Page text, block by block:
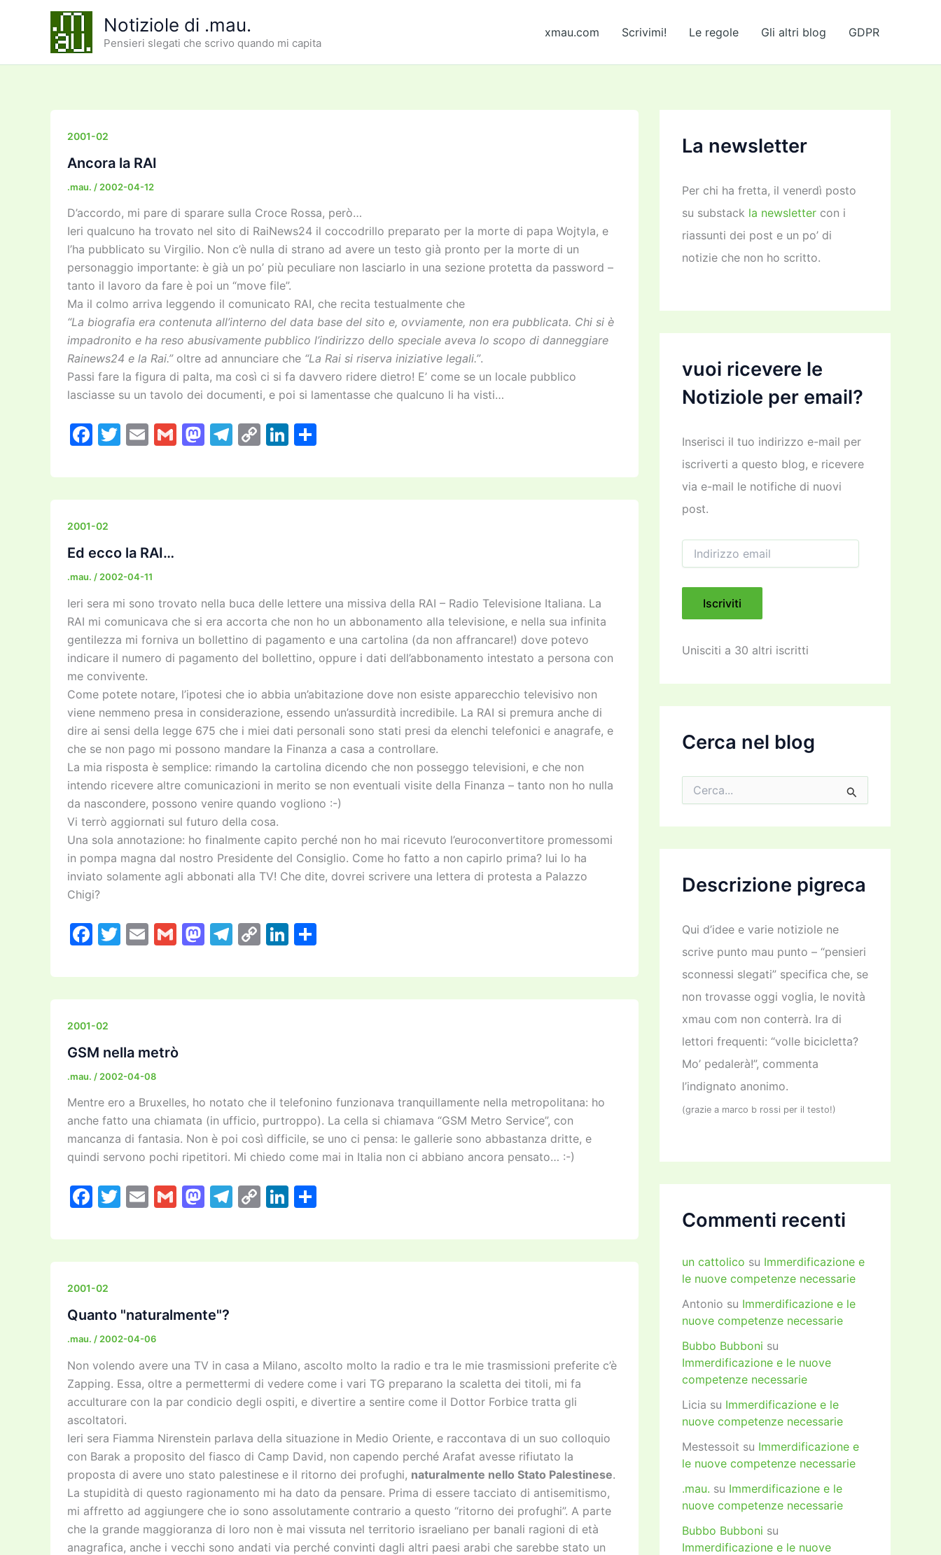
Notiziole di .mau.
Pensieri slegati che scrivo quando mi capita
xmau.com Scrivimi! Le regole Gli altri blog GDPR
2001-02
Ancora la RAI
.mau. / 2002-04-12
D’accordo, mi pare di sparare sulla Croce Rossa, però…
Ieri qualcuno ha trovato nel sito di RaiNews24 il coccodrillo preparato per la morte di papa Wojtyla, e
l’ha pubblicato su Virgilio. Non c’è nulla di strano ad avere un testo già pronto per la morte di un
personaggio importante: è già un po’ più peculiare non lasciarlo in una sezione protetta da password –
tanto il lavoro da fare è poi un “move file”.
Ma il colmo arriva leggendo il comunicato RAI, che recita testualmente che
“La biografia era contenuta all’interno del data base del sito e, ovviamente, non era pubblicata. Chi si è
impadronito e ha reso abusivamente pubblico l’indirizzo dello speciale aveva lo scopo di danneggiare
Rainews24 e la Rai.”oltre ad annunciare che “La Rai si riserva iniziative legali.”.
Passi fare la figura di palta, ma così ci si fa davvero ridere dietro! E’ come se un locale pubblico
lasciasse su un tavolo dei documenti, e poi si lamentasse che qualcuno li ha visti…
F
c
e
b
o
o
T
itt
er
E
ai
l
G
ai
l
M
st
o
T
e
gr
C
p
y
Li
k
e
n
di
2001-02
Ed ecco la RAI…
.mau. / 2002-04-11
Ieri sera mi sono trovato nella buca delle lettere una missiva della RAI – Radio Televisione Italiana. La
RAI mi comunicava che si era accorta che non ho un abbonamento alla televisione, e nella sua infinita
gentilezza mi forniva un bollettino di pagamento e una cartolina (da non affrancare!) dove potevo
indicare il numero di pagamento del bollettino, oppure i dati dell’abbonamento intestato a persona con
me convivente.
Come potete notare, l’ipotesi che io abbia un’abitazione dove non esiste apparecchio televisivo non
viene nemmeno presa in considerazione, essendo un’assurdità incredibile. La RAI si premura anche di
dire ai sensi della legge 675 che i miei dati personali sono stati presi da elenchi telefonici e anagrafe, e
che se non pago mi possono mandare la Finanza a casa a controllare.
La mia risposta è semplice: rimando la cartolina dicendo che non posseggo televisioni, e che non
intendo ricevere altre comunicazioni in merito se non eventuali visite della Finanza – tanto non ho nulla
da nascondere, possono venire quando vogliono :-)
Vi terrò aggiornati sul futuro della cosa.
Una sola annotazione: ho finalmente capito perché non ho mai ricevuto l’euroconvertitore promessomi
in pompa magna dal nostro Presidente del Consiglio. Come ho fatto a non capirlo prima? lui lo ha
inviato solamente agli abbonati alla TV! Che dite, dovrei scrivere una lettera di protesta a Palazzo
Chigi?
F
c
e
b
o
o
k
T
itt
er
E
ai
l
G
ai
l
M
st
o
T
e
gr
C
p
y
Li
k
e
n
di
2001-02
GSM nella metrò
.mau. / 2002-04-08
Mentre ero a Bruxelles, ho notato che il telefonino funzionava tranquillamente nella metropolitana: ho
anche fatto una chiamata (in ufficio, purtroppo). La cella si chiamava “GSM Metro Service”, con
mancanza di fantasia. Non è poi così difficile, se uno ci pensa: le gallerie sono abbastanza dritte, e
quindi servono pochi ripetitori. Mi chiedo come mai in Italia non ci abbiano ancora pensato… :-)
F
c
e
b
o
o
T
itt
er
E
ai
l
G
ai
l
M
st
o
o
T
e
gr
C
p
y
Li
k
e
n
di
2001-02
Quanto "naturalmente"?
.mau. / 2002-04-06
Non volendo avere una TV in casa a Milano, ascolto molto la radio e tra le mie trasmissioni preferite c’è
Zapping. Essa, oltre a permettermi di vedere come i vari TG preparano la scaletta dei titoli, mi fa
acculturare con la par condicio degli ospiti, e divertire a sentire come il Dottor Forbice tratta gli
ascoltatori.
Ieri sera Fiamma Nirenstein parlava della situazione in Medio Oriente, e raccontava di un suo colloquio
con Barak a proposito del fiasco di Camp David, non capendo perché Arafat avesse rifiutato la
proposta di avere uno stato palestinese e il ritorno dei profughi, naturalmente nello Stato Palestinese.
La stupidità di questo ragionamento mi ha dato da pensare. Prima di essere tacciato di antisemitismo,
mi affretto ad aggiungere che io sono assolutamente contrario a questo “ritorno dei profughi”. A parte
che la grande maggioranza di loro non è mai vissuta nel territorio israeliano per banali ragioni di età
anagrafica, anche i vecchi sono andati via perché convinti dagli altri paesi arabi che sarebbe stato un
La newsletter
Per chi ha fretta, il venerdì posto
su substack la newsletter con i
riassunti dei post e un po’ di
notizie che non ho scritto.
vuoi ricevere le
Notiziole per email?
Inserisci il tuo indirizzo e-mail per
iscriverti a questo blog, e ricevere
via e-mail le notifiche di nuovi
post.
i
i
z
o
m
Iscriviti
Unisciti a 30 altri iscritti
Cerca nel blog
c
:
Descrizione pigreca
Qui d’idee e varie notiziole ne
scrive punto mau punto – “pensieri
sconnessi slegati” specifica che, se
non trovasse oggi voglia, le novità
xmau com non conterrà. Ira di
lettori frequenti: “volle bicicletta?
Mo’ pedalerà!”, commenta
l’indignato anonimo.
(grazie a marco b rossi per il testo!)
Commenti recenti
un cattolico su Immerdificazione e
le nuove competenze necessarie
Antonio su Immerdificazione e le
nuove competenze necessarie
Bubbo Bubboni su
Immerdificazione e le nuove
competenze necessarie
Licia su Immerdificazione e le
nuove competenze necessarie
Mestessoit su Immerdificazione e
le nuove competenze necessarie
.mau. su Immerdificazione e le
nuove competenze necessarie
Bubbo Bubboni su
Immerdificazione e le nuove